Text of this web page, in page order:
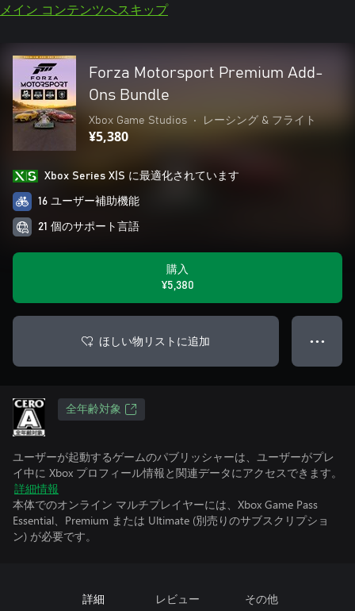
メイン コンテンツへスキップ
Forza Motorsport Premium Add-
Ons Bundle
Xbox Game Studios • レーシング & フライト
¥5,380
Xbox Series X|S に最適化されています
16 ユーザー補助機能
21 個のサポート言語
購入
¥5,380
ほしい物リストに追加 ● ● ●
全年齢対象
ユーザーが起動するゲームのパブリッシャーは、ユーザーがプレ
イ中に Xbox プロフィール情報と関連データにアクセスできます。
詳細情報
本体でのオンライン マルチプレイヤーには、Xbox Game Pass
Essential、Premium または Ultimate (別売りのサブスクリプショ
ン) が必要です。
詳細 レビュー その他